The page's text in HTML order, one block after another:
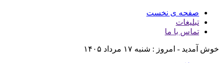
صفحه ی نخست
تبلیغات
تماس با ما
خوش آمدید - امروز : شنبه ۱۷ مرداد ۱۴۰۵